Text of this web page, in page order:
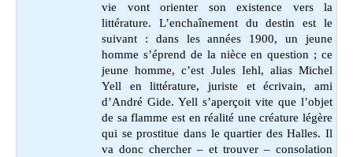
vie vont orienter son existence vers la
littérature. L’enchaînement du destin est le
suivant : dans les années 1900, un jeune
homme s’éprend de la nièce en question ; ce
jeune homme, c’est Jules Iehl, alias Michel
Yell en littérature, juriste et écrivain, ami
d’André Gide. Yell s’aperçoit vite que l’objet
de sa flamme est en réalité une créature légère
qui se prostitue dans le quartier des Halles. Il
va donc chercher – et trouver – consolation